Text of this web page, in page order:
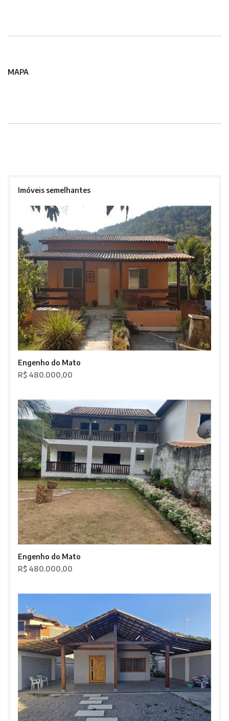
MAPA
Imóveis semelhantes
Engenho do Mato
R$ 480.000,00
Engenho do Mato
R$ 480.000,00